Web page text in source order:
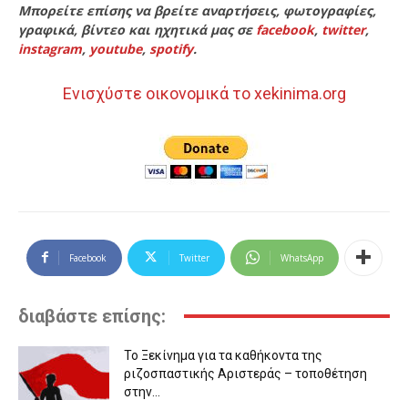
Μπορείτε επίσης να βρείτε αναρτήσεις, φωτογραφίες,
γραφικά, βίντεο και ηχητικά μας σε facebook, twitter,
instagram, youtube, spotify.
Ενισχύστε οικονομικά το xekinima.org
Facebook Twitter WhatsApp
διαβάστε επίσης:
Το Ξεκίνημα για τα καθήκοντα της
ριζοσπαστικής Αριστεράς – τοποθέτηση
στην...